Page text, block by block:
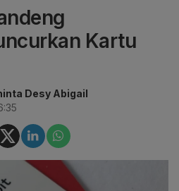
Kartu
Desy Abigail